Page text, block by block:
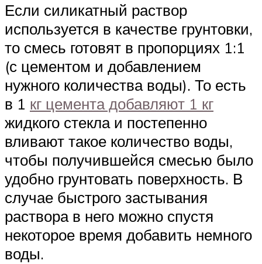
Если силикатный раствор
используется в качестве грунтовки,
то смесь готовят в пропорциях 1:1
(с цементом и добавлением
нужного количества воды). То есть
в 1 кг цемента добавляют 1 кг
жидкого стекла и постепенно
вливают такое количество воды,
чтобы получившейся смесью было
удобно грунтовать поверхность. В
случае быстрого застывания
раствора в него можно спустя
некоторое время добавить немного
воды.